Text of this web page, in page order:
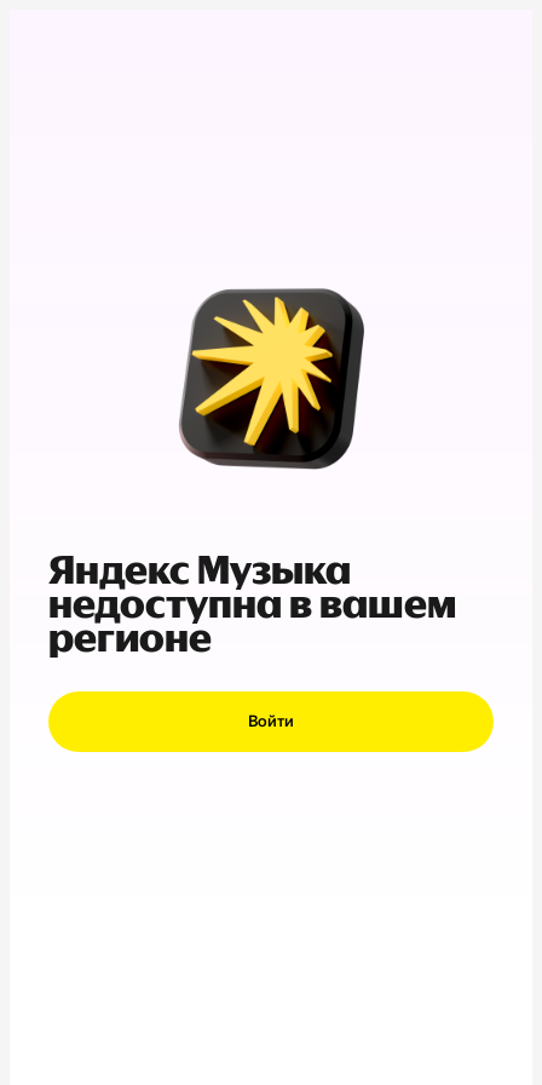
Яндекс Музыка
недоступна в вашем
регионе
Войти